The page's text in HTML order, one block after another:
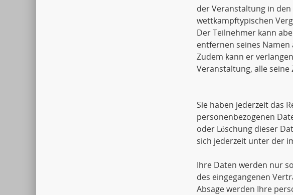
der Veranstaltung in
wettkampftypischen
Der Teilnehmer kann
entfernen seines
Zudem kann er
Veranstaltung, alle
Sie haben jederzeit das
personenbezogenen
oder Löschung dieser
sich jederzeit unter der
Ihre Daten werden nur
des eingegangenen
Absage werden Ihre